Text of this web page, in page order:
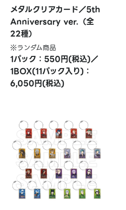
メタルクリアカード／5th
Anniversary ver.（全
22種）
※ランダム商品
1パック：550円(税込)／
1BOX(11パック入り)：
6,050円(税込)